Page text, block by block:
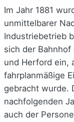
Im Jahr 1881
unmittelbarer
Industriebetrieb
sich der
und Herford ein,
fahrplanmäßige
gebracht wurde.
nachfolgenden
auch der